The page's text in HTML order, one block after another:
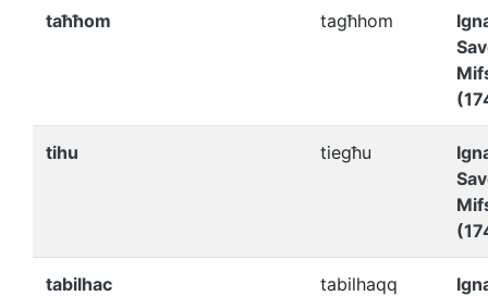
taħħom tagħhom
tihu tiegħu
tabilhac tabilhaqq